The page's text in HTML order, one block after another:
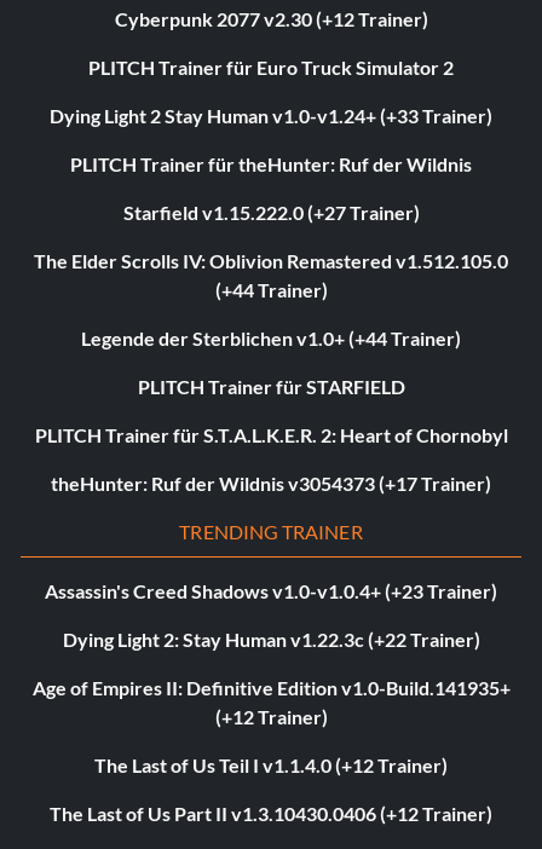
Cyberpunk 2077 v2.30 (+12 Trainer)
PLITCH Trainer für Euro Truck Simulator 2
Dying Light 2 Stay Human v1.0-v1.24+ (+33 Trainer)
PLITCH Trainer für theHunter: Ruf der Wildnis
Starfield v1.15.222.0 (+27 Trainer)
The Elder Scrolls IV: Oblivion Remastered v1.512.105.0
(+44 Trainer)
Legende der Sterblichen v1.0+ (+44 Trainer)
PLITCH Trainer für STARFIELD
PLITCH Trainer für S.T.A.L.K.E.R. 2: Heart of Chornobyl
theHunter: Ruf der Wildnis v3054373 (+17 Trainer)
TRENDING TRAINER
Assassin's Creed Shadows v1.0-v1.0.4+ (+23 Trainer)
Dying Light 2: Stay Human v1.22.3c (+22 Trainer)
Age of Empires II: Definitive Edition v1.0-Build.141935+
(+12 Trainer)
The Last of Us Teil I v1.1.4.0 (+12 Trainer)
The Last of Us Part II v1.3.10430.0406 (+12 Trainer)